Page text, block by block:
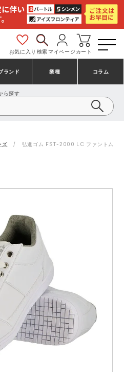
お気に入り 検索マイページ カート
ランド
コンバース（CONVERSE）
アイトス株式会社
ジーベック
桑和
クレヒフク
業種 コラム
ら探す
ズ 弘進ゴム FST-2000 LC ファントム